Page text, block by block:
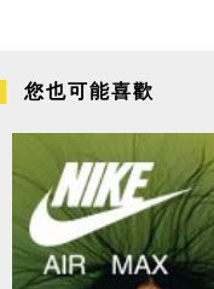
您也可能喜歡